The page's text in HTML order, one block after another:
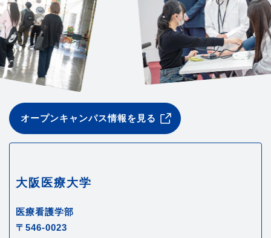
オープンキャンパス情報を見る
大阪医療大学
医療看護学部
〒546-0023